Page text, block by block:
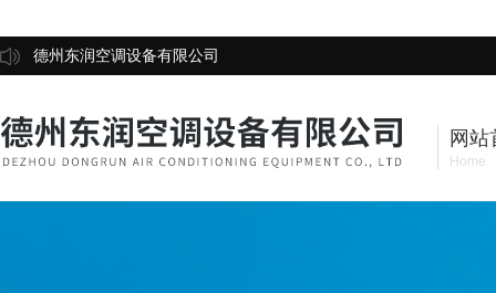
德州东润空调设备有限公司
网站
Home